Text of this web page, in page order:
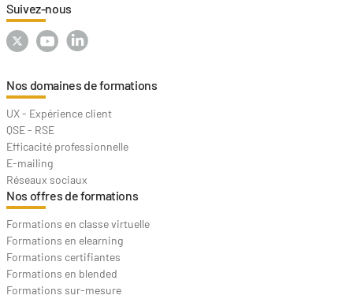
Suivez-nous
Nos domaines de formations
UX - Expérience client
QSE - RSE
Efficacité professionnelle
E-mailing
Réseaux sociaux
Nos offres de formations
Formations en classe virtuelle
Formations en elearning
Formations certifiantes
Formations en blended
Formations sur-mesure